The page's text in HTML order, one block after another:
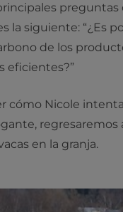
la siguiente: “¿Es
de los
eficientes?”
cómo Nicole
regresaremos
en la granja.